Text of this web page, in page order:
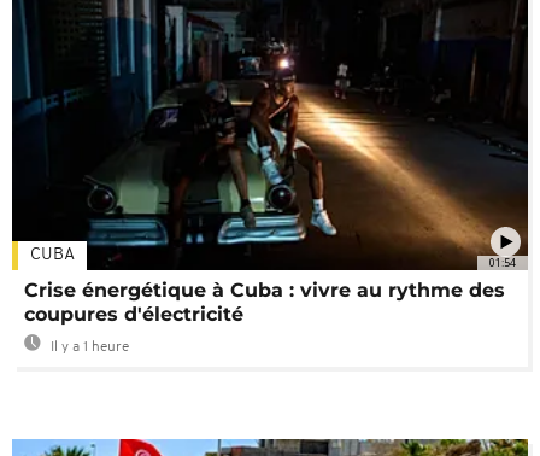
01:54
CUBA
Crise énergétique à Cuba : vivre au rythme des
coupures d'électricité
Il y a 1 heure